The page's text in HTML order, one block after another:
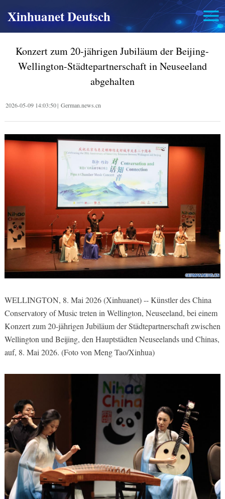
Xinhuanet Deutsch
Konzert zum 20-jährigen Jubiläum der Beijing-
Wellington-Städtepartnerschaft in Neuseeland
abgehalten
2026-05-09 14:03:50| German.news.cn
WELLINGTON, 8. Mai 2026 (Xinhuanet) -- Künstler des China
Conservatory of Music treten in Wellington, Neuseeland, bei einem
Konzert zum 20-jährigen Jubiläum der Städtepartnerschaft zwischen
Wellington und Beijing, den Hauptstädten Neuseelands und Chinas,
auf, 8. Mai 2026. (Foto von Meng Tao/Xinhua)